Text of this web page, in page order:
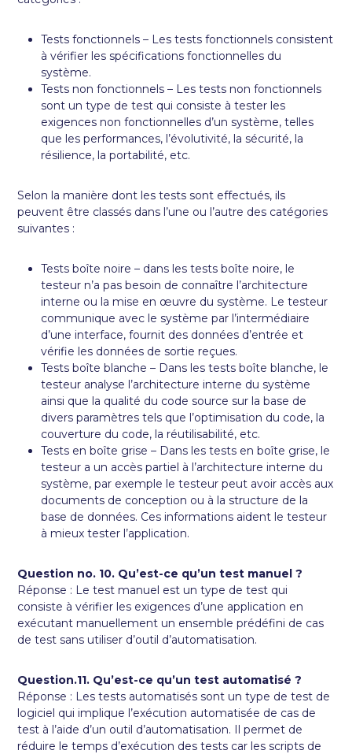
Tests fonctionnels – Les tests fonctionnels consistent
à vérifier les spécifications fonctionnelles du
système.
Tests non fonctionnels – Les tests non fonctionnels
sont un type de test qui consiste à tester les
exigences non fonctionnelles d’un système, telles
que les performances, l’évolutivité, la sécurité, la
résilience, la portabilité, etc.
Selon la manière dont les tests sont effectués, ils
peuvent être classés dans l’une ou l’autre des catégories
suivantes :
Tests boîte noire – dans les tests boîte noire, le
testeur n’a pas besoin de connaître l’architecture
interne ou la mise en œuvre du système. Le testeur
communique avec le système par l’intermédiaire
d’une interface, fournit des données d’entrée et
vérifie les données de sortie reçues.
Tests boîte blanche – Dans les tests boîte blanche, le
testeur analyse l’architecture interne du système
ainsi que la qualité du code source sur la base de
divers paramètres tels que l’optimisation du code, la
couverture du code, la réutilisabilité, etc.
Tests en boîte grise – Dans les tests en boîte grise, le
testeur a un accès partiel à l’architecture interne du
système, par exemple le testeur peut avoir accès aux
documents de conception ou à la structure de la
base de données. Ces informations aident le testeur
à mieux tester l’application.
Question no. 10. Qu’est-ce qu’un test manuel ?
Réponse : Le test manuel est un type de test qui
consiste à vérifier les exigences d’une application en
exécutant manuellement un ensemble prédéfini de cas
de test sans utiliser d’outil d’automatisation.
Question.11. Qu’est-ce qu’un test automatisé ?
Réponse : Les tests automatisés sont un type de test de
logiciel qui implique l’exécution automatisée de cas de
test à l’aide d’un outil d’automatisation. Il permet de
réduire le temps d’exécution des tests car les scripts de